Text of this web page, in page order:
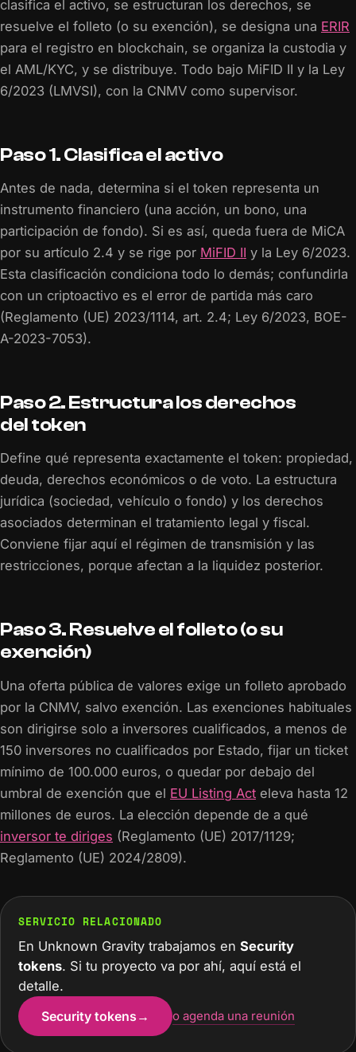
clasifica el activo, se estructuran los derechos, se
resuelve el folleto (o su exención), se designa una ERIR
para el registro en blockchain, se organiza la custodia y
el AML/KYC, y se distribuye. Todo bajo MiFID II y la Ley
6/2023 (LMVSI), con la CNMV como supervisor.
Paso 1. Clasifica el activo
Antes de nada, determina si el token representa un
instrumento financiero (una acción, un bono, una
participación de fondo). Si es así, queda fuera de MiCA
por su artículo 2.4 y se rige por MiFID II y la Ley 6/2023.
Esta clasificación condiciona todo lo demás; confundirla
con un criptoactivo es el error de partida más caro
(Reglamento (UE) 2023/1114, art. 2.4; Ley 6/2023, BOE-
A-2023-7053).
Paso 2. Estructura los derechos
del token
Define qué representa exactamente el token: propiedad,
deuda, derechos económicos o de voto. La estructura
jurídica (sociedad, vehículo o fondo) y los derechos
asociados determinan el tratamiento legal y fiscal.
Conviene fijar aquí el régimen de transmisión y las
restricciones, porque afectan a la liquidez posterior.
Paso 3. Resuelve el folleto (o su
exención)
Una oferta pública de valores exige un folleto aprobado
por la CNMV, salvo exención. Las exenciones habituales
son dirigirse solo a inversores cualificados, a menos de
150 inversores no cualificados por Estado, fijar un ticket
mínimo de 100.000 euros, o quedar por debajo del
umbral de exención que el EU Listing Act eleva hasta 12
millones de euros. La elección depende de a qué
inversor te diriges (Reglamento (UE) 2017/1129;
Reglamento (UE) 2024/2809).
SERVICIO RELACIONADO
En Unknown Gravity trabajamos en Security
tokens. Si tu proyecto va por ahí, aquí está el
detalle.
Security tokens → o agenda una reunión